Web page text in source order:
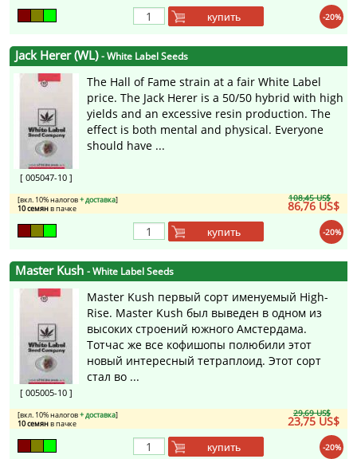
-20%
купить
Jack Herer (WL)- White Label Seeds
[ 005047-10 ]
The Hall of Fame strain at a fair White Label
price. The Jack Herer is a 50/50 hybrid with high
yields and an excessive resin production. The
effect is both mental and physical. Everyone
should have ...
108,45 US$
86,76 US$
[вкл. 10% налогов+ доставка]
10 семянв пачке
-20%
купить
Master Kush - White Label Seeds
[ 005005-10 ]
Master Kush первый сорт именуемый High-
Rise. Master Kush был выведен в одном из
высоких строений южного Амстердама.
Тотчас же все кофишопы полюбили этот
новый интересный тетраплоид. Этот сорт
стал во ...
29,69 US$
23,75 US$
[вкл. 10% налогов+ доставка]
10 семянв пачке
-20%
купить